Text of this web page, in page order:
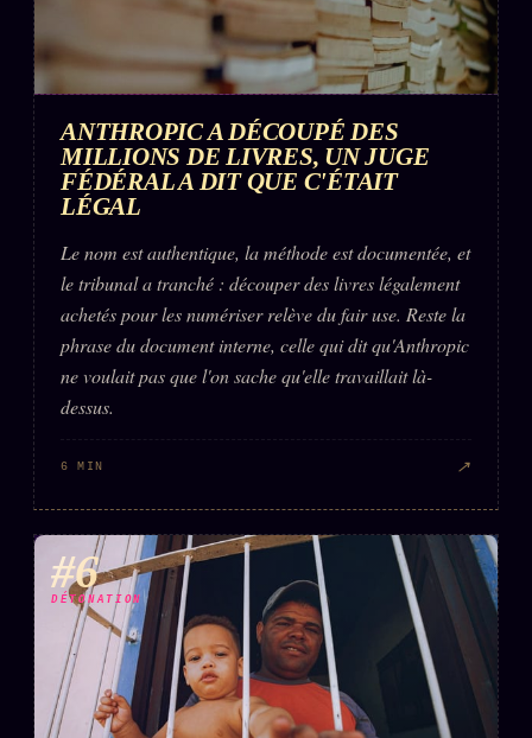
ANTHROPIC A DÉCOUPÉ DES
MILLIONS DE LIVRES, UN JUGE
FÉDÉRAL A DIT QUE C'ÉTAIT
LÉGAL
Le nom est authentique, la méthode est documentée, et
le tribunal a tranché : découper des livres légalement
achetés pour les numériser relève du fair use. Reste la
phrase du document interne, celle qui dit qu'Anthropic
ne voulait pas que l'on sache qu'elle travaillait là-
dessus.
6 MIN ↗
#6
DÉTONATION